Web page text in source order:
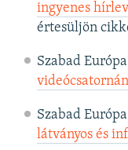
ingyenes
értesüljön
Szabad
Szabad
látványos és